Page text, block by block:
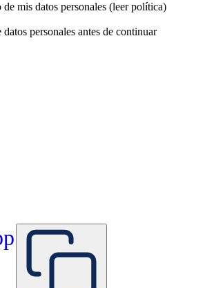
mis datos personales (leer política)
personales antes de continuar